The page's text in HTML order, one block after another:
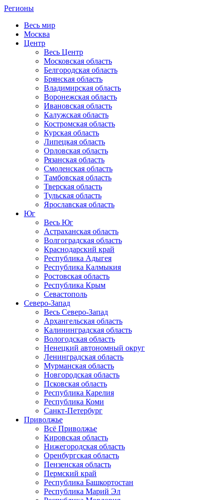
Регионы
Весь мир
Москва
Центр
Весь Центр
Московская область
Белгородская область
Брянская область
Владимирская область
Воронежская область
Ивановская область
Калужская область
Костромская область
Курская область
Липецкая область
Орловская область
Рязанская область
Смоленская область
Тамбовская область
Тверская область
Тульская область
Ярославская область
Юг
Весь Юг
Астраханская область
Волгоградская область
Краснодарский край
Республика Адыгея
Республика Калмыкия
Ростовская область
Республика Крым
Севастополь
Северо-Запад
Весь Северо-Запад
Архангельская область
Калининградская область
Вологодская область
Ненецкий автономный округ
Ленинградская область
Мурманская область
Новгородская область
Псковская область
Республика Карелия
Республика Коми
Санкт-Петербург
Приволжье
Всё Приволжье
Кировская область
Нижегородская область
Оренбургская область
Пензенская область
Пермский край
Республика Башкортостан
Республика Марий Эл